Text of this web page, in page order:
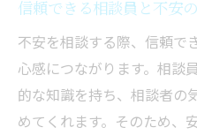
信頼できる相談員と不安
不安を相談する際、信頼で
心感につながります。相談
的な知識を持ち、相談者の
めてくれます。そのため、